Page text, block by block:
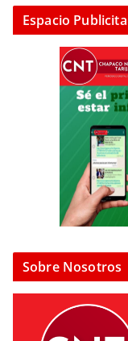
Espacio
Sobre Nosotros